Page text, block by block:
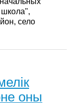
школа",
село
оны